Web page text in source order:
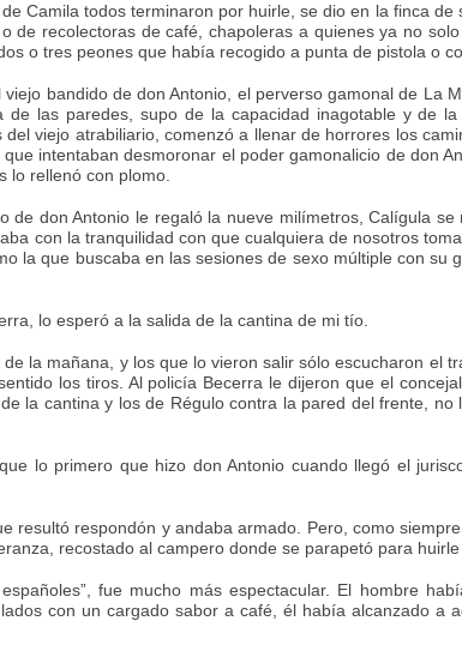
Camila todos terminaron por huirle, se dio en la finca
recolectoras de café, chapoleras a quienes ya no
o tres peones que había recogido a punta de pistola o
bandido de don Antonio, el perverso gamonal de La
las paredes, supo de la capacidad inagotable y de
viejo atrabiliario, comenzó a llenar de horrores los
intentaban desmoronar el poder gamonalicio de don
lo rellenó con plomo.
don Antonio le regaló la nueve milímetros, Calígula
con la tranquilidad con que cualquiera de nosotros
la que buscaba en las sesiones de sexo múltiple con su
lo esperó a la salida de la cantina de mi tío.
la mañana, y los que lo vieron salir sólo escucharon el
los tiros. Al policía Becerra le dijeron que el
la cantina y los de Régulo contra la pared del frente, no
lo primero que hizo don Antonio cuando llegó el
respondón y andaba armado. Pero, como
recostado al campero donde se parapetó para huirle
fue mucho más espectacular. El hombre
con un cargado sabor a café, él había alcanzado a